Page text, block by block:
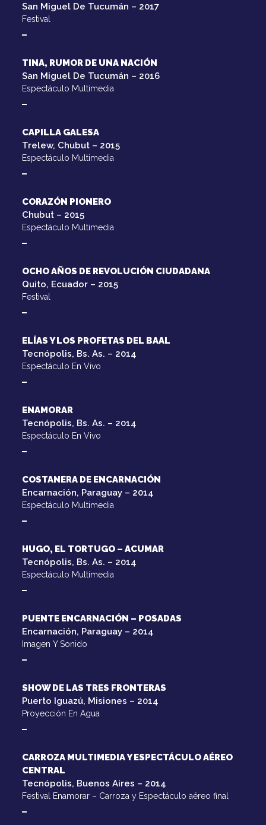
San Miguel De Tucumán – 2017
Festival
TINA, RUMOR DE UNA NACIÓN
San Miguel De Tucumán – 2016
Espectáculo Multimedia
CAPILLA GALESA
Trelew, Chubut – 2015
Espectáculo Multimedia
CORAZÓN PIONERO
Chubut – 2015
Espectáculo Multimedia
OCHO AÑOS DE REVOLUCIÓN CIUDADANA
Quito, Ecuador – 2015
Festival
ELÍAS Y LOS PROFETAS DEL BAAL
Tecnópolis, Bs. As. – 2014
Espectáculo En Vivo
ENAMORAR
Tecnópolis, Bs. As. – 2014
Espectáculo En Vivo
COSTANERA DE ENCARNACIÓN
Encarnación, Paraguay – 2014
Espectáculo Multimedia
HUGO, EL TORTUGO – ACUMAR
Tecnópolis, Bs. As. – 2014
Espectáculo Multimedia
PUENTE ENCARNACIÓN – POSADAS
Encarnación, Paraguay – 2014
Imagen Y Sonido
SHOW DE LAS TRES FRONTERAS
Puerto Iguazú, Misiones – 2014
Proyección En Agua
CARROZA MULTIMEDIA Y ESPECTÁCULO AÉREO
CENTRAL
Tecnópolis, Buenos Aires – 2014
Festival Enamorar – Carroza y Espectáculo aéreo final